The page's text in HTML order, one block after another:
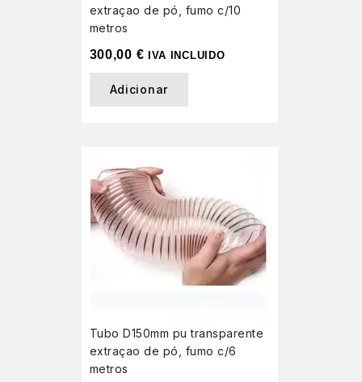
extraçao de pó, fumo c/10
metros
300,00 € IVA INCLUIDO
Adicionar
Tubo D150mm pu transparente
extraçao de pó, fumo c/6
metros